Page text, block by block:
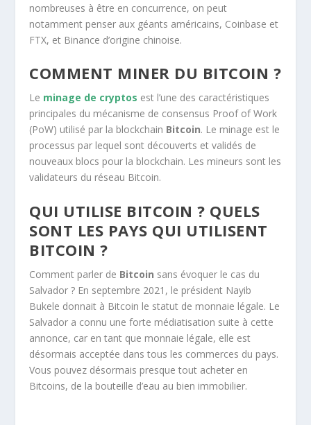
nombreuses à être en concurrence, on peut
notamment penser aux géants américains, Coinbase et
FTX, et Binance d’origine chinoise.
COMMENT MINER DU BITCOIN ?
Le minage de cryptos est l’une des caractéristiques
principales du mécanisme de consensus Proof of Work
(PoW) utilisé par la blockchain Bitcoin. Le minage est le
processus par lequel sont découverts et validés de
nouveaux blocs pour la blockchain. Les mineurs sont les
validateurs du réseau Bitcoin.
QUI UTILISE BITCOIN ? QUELS
SONT LES PAYS QUI UTILISENT
BITCOIN ?
Comment parler de Bitcoin sans évoquer le cas du
Salvador ? En septembre 2021, le président Nayib
Bukele donnait à Bitcoin le statut de monnaie légale. Le
Salvador a connu une forte médiatisation suite à cette
annonce, car en tant que monnaie légale, elle est
désormais acceptée dans tous les commerces du pays.
Vous pouvez désormais presque tout acheter en
Bitcoins, de la bouteille d’eau au bien immobilier.